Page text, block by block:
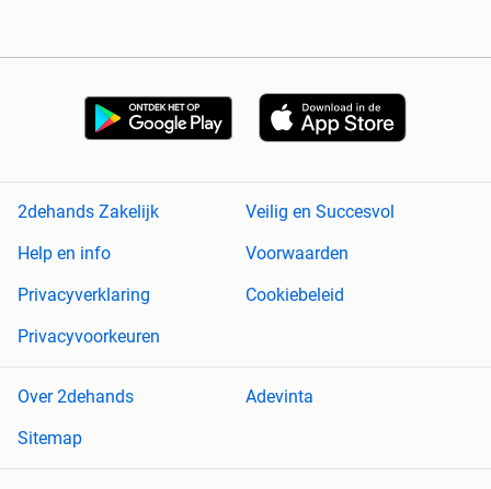
2dehands Zakelijk
Veilig en Succesvol
Help en info
Voorwaarden
Privacyverklaring
Cookiebeleid
Privacyvoorkeuren
Over 2dehands
Adevinta
Sitemap